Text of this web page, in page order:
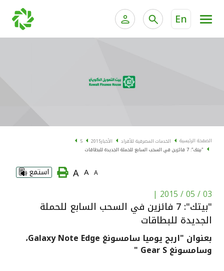
En
الخدمات المصرفية الإلكترونية للشركات
البطاقات
"برامج العملاء"
الاستثمار
القنوات المصرفية
الصفحة الرئيسية الخدمات المصرفية للأفراد الأخبار2015
5
"بيتك": 7 فائزين في السحب السابع للحملة الجديدة للبطاقات
A
A
A استمع
03 / 05 / 2015
|
"بيتك": 7 فائزين في السحب السابع للحملة
الجديدة للبطاقات
بعنوان "اربح يوميا سامسونغ Galaxy Note Edge،
وسامسونغ Gear S "